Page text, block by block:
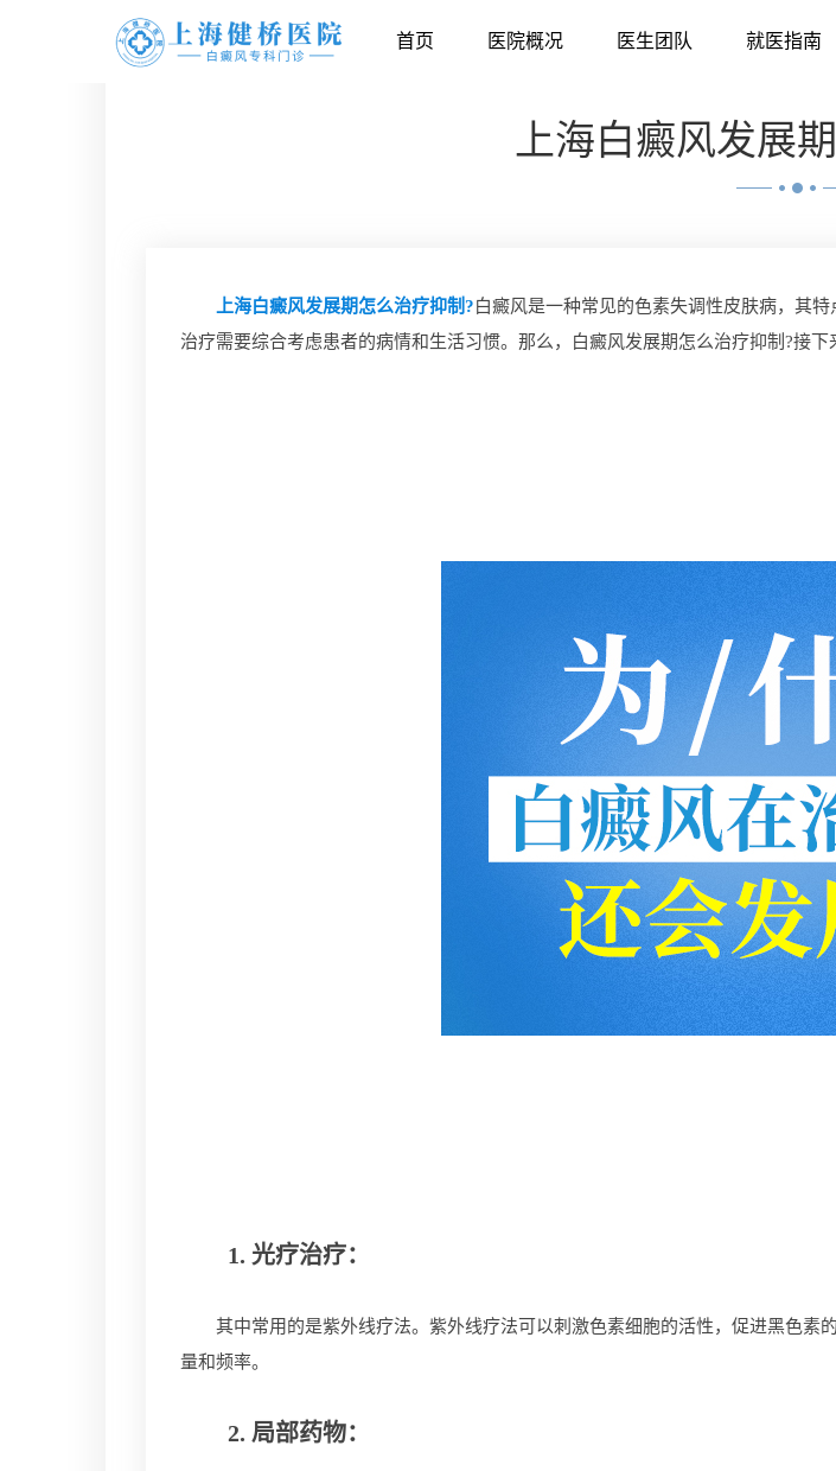
首页 医院概况 医生团队 就医指南
上海白癜风发展
上海白癜风发展期怎么治疗抑制?白癜风是一种常见的色素失调性皮肤病，其
治疗需要综合考虑患者的病情和生活习惯。那么，白癜风发展期怎么治疗抑制?接下
1. 光疗治疗：
其中常用的是紫外线疗法。紫外线疗法可以刺激色素细胞的活性，促进黑色素
量和频率。
2. 局部药物：